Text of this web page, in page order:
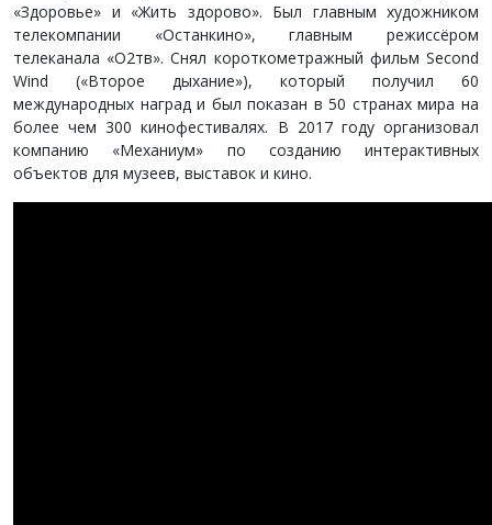
«Здоровье» и «Жить здорово». Был главным художником
телекомпании «Останкино», главным режиссёром
телеканала «О2тв». Снял короткометражный фильм Second
Wind («Второе дыхание»), который получил 60
международных наград и был показан в 50 странах мира на
более чем 300 кинофестивалях. В 2017 году организовал
компанию «Механиум» по созданию интерактивных
объектов для музеев, выставок и кино.